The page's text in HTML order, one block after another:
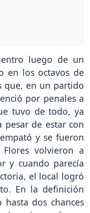
luego de un
en los octavos de
que, en un partido
por penales a
tuvo de todo, ya
de estar con
y se fueron
volvieron a
y cuando parecía
el local logró
En la definición
dos chances